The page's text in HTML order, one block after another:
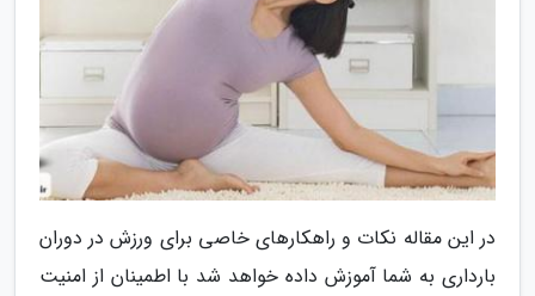
در این مقاله نکات و راهکارهای خاصی برای ورزش در دوران
بارداری به شما آموزش داده خواهد شد با اطمینان از امنیت